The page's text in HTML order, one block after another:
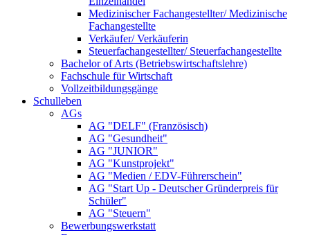
Medizinischer Fachangestellter/ Medizinische
Fachangestellte
Verkäufer/ Verkäuferin
Steuerfachangestellter/ Steuerfachangestellte
Bachelor of Arts (Betriebswirtschaftslehre)
Fachschule für Wirtschaft
Vollzeitbildungsgänge
Schulleben
AGs
AG "DELF" (Französisch)
AG "Gesundheit"
AG "JUNIOR"
AG "Kunstprojekt"
AG "Medien / EDV-Führerschein"
AG "Start Up - Deutscher Gründerpreis für
Schüler"
AG "Steuern"
Bewerbungswerkstatt